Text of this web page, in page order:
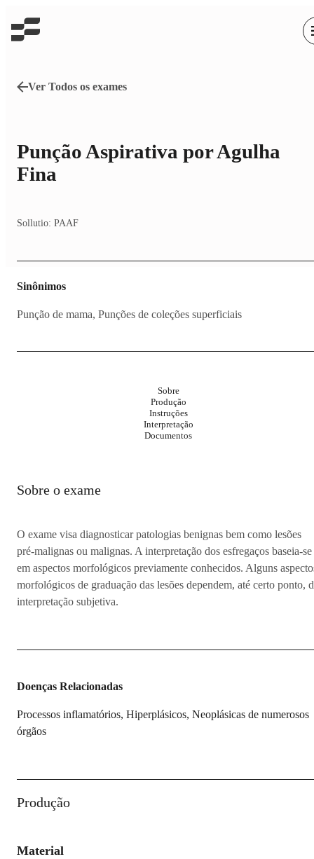
Ver Todos os exames
Sollutio: PAAF
Punção Aspirativa por Agulha
Fina
Sinônimos
Punção de mama, Punções de coleções superficiais
Sobre
Produção
Instruções
Interpretação
Documentos
Sobre o exame
O exame visa diagnosticar patologias benignas bem como lesões
pré-malignas ou malignas. A interpretação dos esfregaços baseia-se
em aspectos morfológicos previamente conhecidos. Alguns
morfológicos de graduação das lesões dependem, até certo ponto,
interpretação subjetiva.
Doenças Relacionadas
Processos inflamatórios, Hiperplásicos, Neoplásicas de numerosos
órgãos
Produção
Material